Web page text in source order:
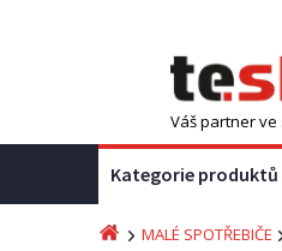
Váš partner
Kategorie produktů
MALÉ SPOTŘEBIČE